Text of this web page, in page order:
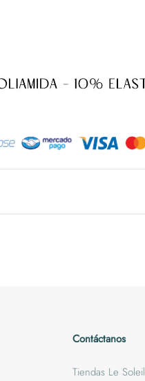
Contáctanos
Tiendas Le Soleil